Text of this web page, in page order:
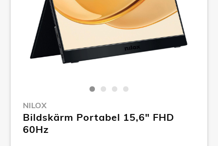
NILOX
Bildskärm Portabel 15,6" FHD
60Hz